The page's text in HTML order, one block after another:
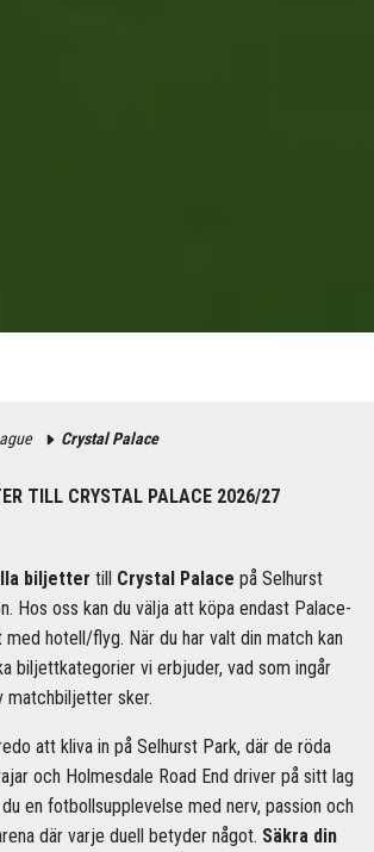
Crystal Palace
TILL CRYSTAL PALACE 2026/27
biljetter till Crystal Palace på Selhurst
Hos oss kan du välja att köpa endast Palace-
hotell/flyg. När du har valt din match kan
biljettkategorier vi erbjuder, vad som ingår
matchbiljetter sker.
att kliva in på Selhurst Park, där de röda
och Holmesdale Road End driver på sitt lag
en fotbollsupplevelse med nerv, passion och
där varje duell betyder något. Säkra din